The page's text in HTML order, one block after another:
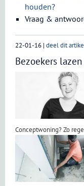
houden?
Vraag &
22-01-16 | deel dit
Bezoekers
Conceptwoning? Zo